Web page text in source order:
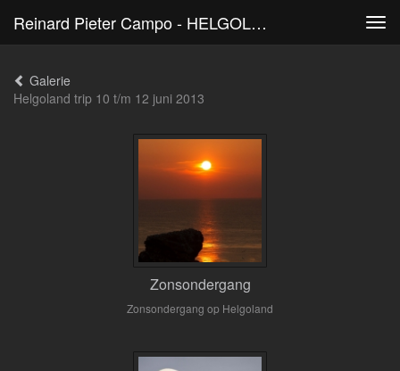
Reinard Pieter Campo - HELGOLAND 2013
Galerie
Helgoland trip 10 t/m 12 juni 2013
Zonsondergang
Zonsondergang op Helgoland